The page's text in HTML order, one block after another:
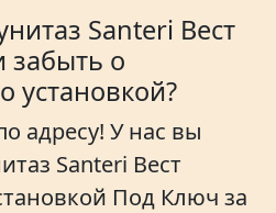
Santeri Вест
забыть о
установкой?
адресу! У нас вы
Santeri Вест
Под Ключ за